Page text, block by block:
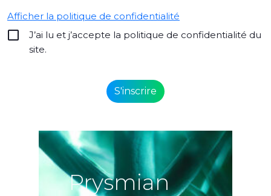
Afficher la politique de confidentialité
J’ai lu et j’accepte la politique de confidentialité du
site.
Prysmian